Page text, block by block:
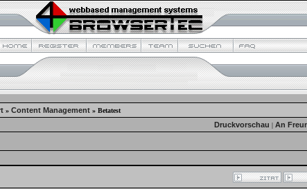
» Content Management» Betatest
Druckvorschau | An